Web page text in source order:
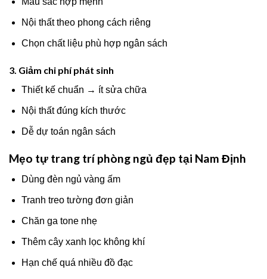
Nội thất theo phong cách riêng
Chọn chất liệu phù hợp ngân sách
3. Giảm chi phí phát sinh
Thiết kế chuẩn → ít sửa chữa
Nội thất đúng kích thước
Dễ dự toán ngân sách
Mẹo tự trang trí phòng ngủ đẹp tại Nam Định
Dùng đèn ngủ vàng ấm
Tranh treo tường đơn giản
Chăn ga tone nhẹ
Thêm cây xanh lọc không khí
Hạn chế quá nhiều đồ đạc